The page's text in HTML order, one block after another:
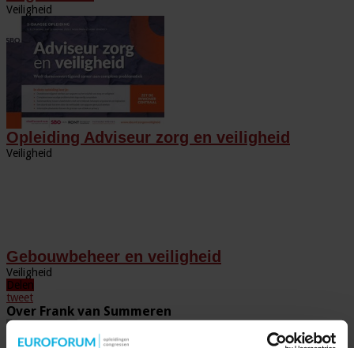
Veiligheid
Opleiding Adviseur zorg en veiligheid
Veiligheid
Gebouwbeheer en veiligheid
Veiligheid
Delen
tweet
Over Frank van Summeren